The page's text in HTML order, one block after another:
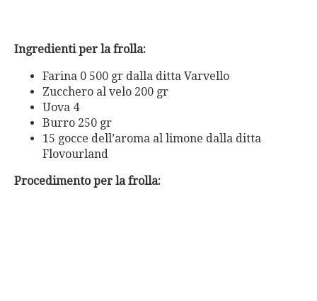
Ingredienti per la frolla:
Farina 0 500 gr dalla ditta Varvello
Zucchero al velo 200 gr
Uova 4
Burro 250 gr
15 gocce dell’aroma al limone dalla ditta
Flovourland
Procedimento per la frolla: